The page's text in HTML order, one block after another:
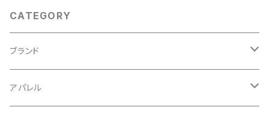
CATEGORY
ブランド
ABUS/アブス
アパレル